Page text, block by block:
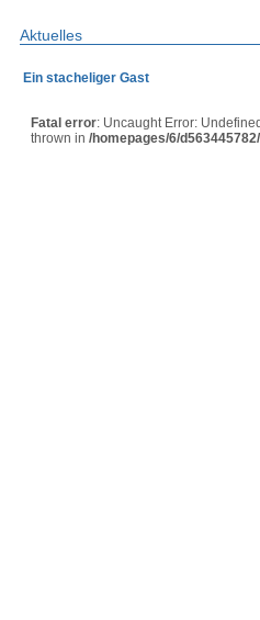
Aktuelles
Ein stacheliger Gast
Fatal error: Uncaught Error:
thrown in /homepages/6/